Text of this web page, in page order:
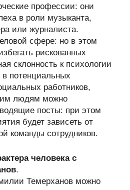
профессии: они
в роли музыканта,
или журналиста.
сфере: но в этом
рискованных
склонность к психологии
в потенциальных
работников,
людям можно
посты: при этом
будет зависеть от
команды сотрудников.
человека с
.
Темерханов можно